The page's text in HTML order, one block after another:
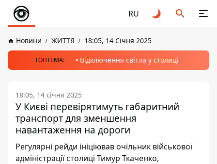
RU
Новини ЖИТТЯ 18:05, 14 Січня 2025
ТОПТЕМА: Відключення світла у столиці
18:05, 14 січня 2025
У Києві перевірятимуть габаритний
транспорт для зменшення
навантаження на дороги
Регулярні рейди ініціював очільник військової
адміністрації столиці Тимур Ткаченко,